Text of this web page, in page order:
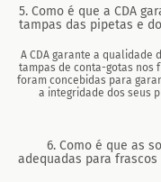
5. Como é que a CDA
tampas das pipetas e
A CDA garante a qualidade
tampas de conta-gotas nos
foram concebidas para
a integridade dos seus
6. Como é que as
adequadas para